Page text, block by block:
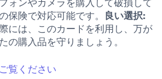
ォンやカメラを購入して破損して
保険で対応可能です。
良い選択:
には、このカードを利用し、万が
の購入品を守りましょう。
覧ください